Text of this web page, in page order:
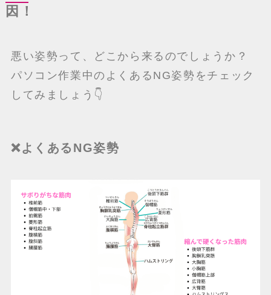
因！
悪い姿勢って、どこから来るのでしょうか？
パソコン作業中のよくあるNG姿勢をチェック
してみましょう👇
❌よくあるNG姿勢